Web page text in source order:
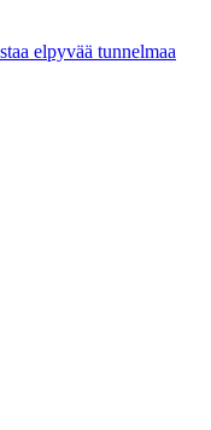
elpyvää tunnelmaa